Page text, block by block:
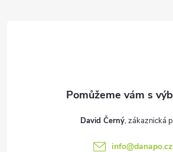
David Černý
info@danapo.cz